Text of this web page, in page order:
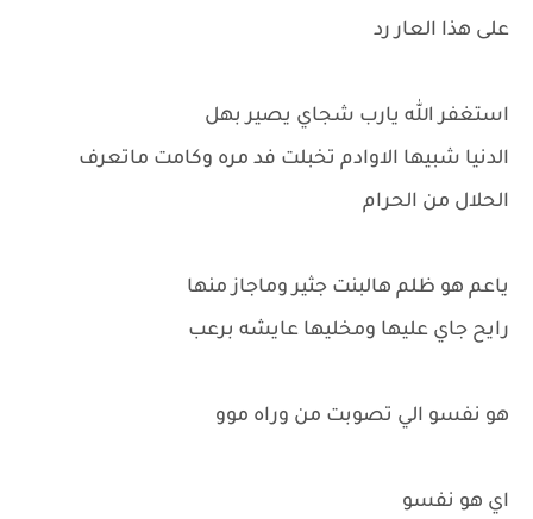
على هذا العار رد
استغفر الله يارب شجاي يصير بهل
الدنيا شبيها الاوادم تخبلت فد مره وكامت ماتعرف
الحلال من الحرام
ياعم هو ظلم هالبنت جثير وماجاز منها
رايح جاي عليها ومخليها عايشه برعب
هو نفسو الي تصوبت من وراه موو
اي هو نفسو